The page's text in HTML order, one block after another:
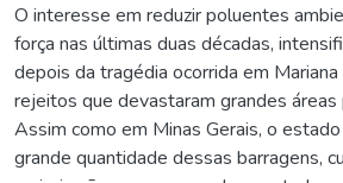
O interesse em reduzir poluentes
força nas últimas duas décadas,
depois da tragédia ocorrida em
rejeitos que devastaram grandes áreas
Assim como em Minas Gerais, o
grande quantidade dessas barragens,